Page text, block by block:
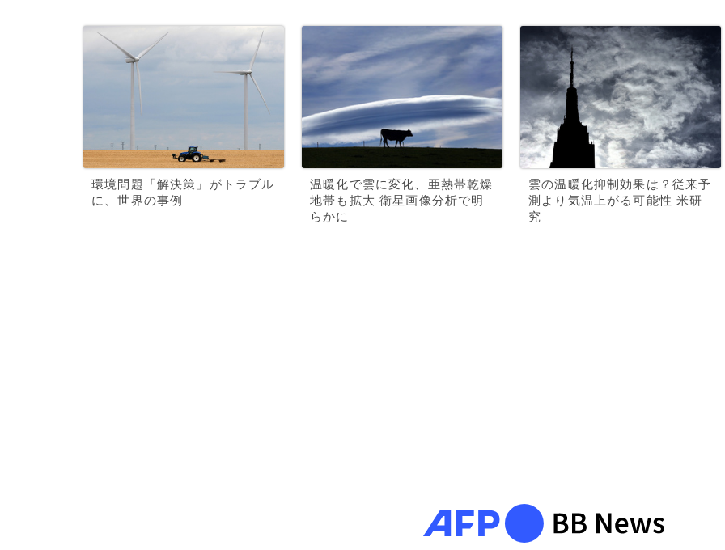
環境問題「解決策」がトラブル
に、世界の事例
温暖化で雲に変化、亜熱帯乾燥
地帯も拡大 衛星画像分析で明
らかに
雲の温暖化抑制効果は？従来予
測より気温上がる可能性 米研
究